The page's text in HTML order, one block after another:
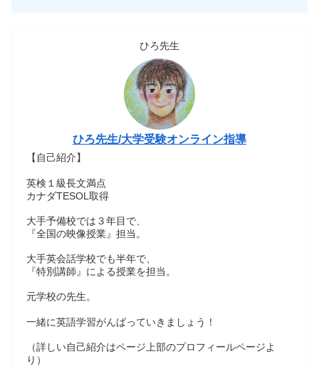
ひろ先生
ひろ先生/大学受験オンライン指導
【自己紹介】
英検１級長文満点
カナダTESOL取得
大手予備校では３年目で、
『全国の映像授業』担当。
大手英会話学校でも半年で、
『特別講師』による授業を担当。
元学校の先生。
一緒に英語学習がんばっていきましょう！
（詳しい自己紹介はページ上部のプロフィールページよ
り）